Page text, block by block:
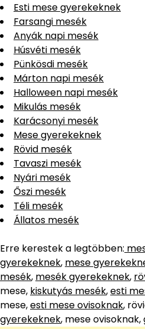
Esti mese gyerekeknek
Farsangi mesék
Anyák napi mesék
Húsvéti mesék
Pünkösdi mesék
Márton napi mesék
Halloween napi mesék
Mikulás mesék
Karácsonyi mesék
Mese gyerekeknek
Rövid mesék
Tavaszi mesék
Nyári mesék
Őszi mesék
Téli mesék
Állatos mesék
Erre kerestek a legtöbben:
gyerekeknek, mese
mesék, mesék gyerekeknek,
mese, kiskutyás mesék,esti
mese,esti mese ovisoknak,
gyerekeknek, mese